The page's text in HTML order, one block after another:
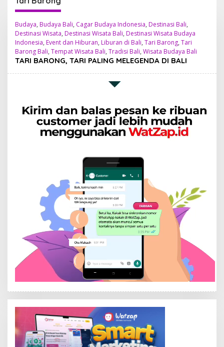
Budaya, Budaya Bali, Cagar Budaya Indonesia, Destinasi Bali,
Destinasi Wisata, Destinasi Wisata Bali, Destinasi Wisata Budaya
Indonesia, Event dan Hiburan, Liburan di Bali, Tari Barong, Tari
Barong Bali, Tempat Wisata Bali, Tradisi Bali, Wisata Budaya Bali
TARI BARONG, TARI PALING MELEGENDA DI BALI